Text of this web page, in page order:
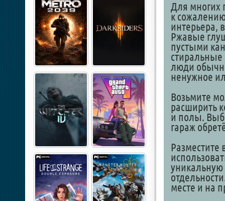
Для многих
к
интерьера,
Ржавые
пустыми
люди
ненужное
Возьмите
расширить
и полы.
гараж
месте и на